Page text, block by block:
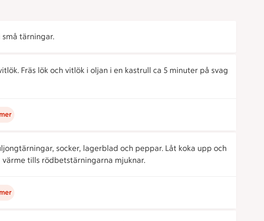
tärningar.
Fräs lök och vitlök i oljan i en kastrull ca 5 minuter på svag
socker, lagerblad och peppar. Låt koka upp och
värme tills rödbetstärningarna mjuknar.